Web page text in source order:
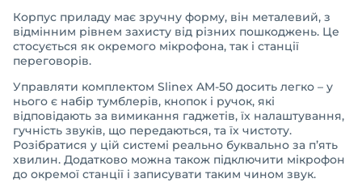
Корпус приладу має зручну форму, він металевий, з
відмінним рівнем захисту від різних пошкоджень. Це
стосується як окремого мікрофона, так і станції
переговорів.
Управляти комплектом Slinex AM-50 досить легко – у
нього є набір тумблерів, кнопок і ручок, які
відповідають за вимикання гаджетів, їх налаштування,
гучність звуків, що передаються, та їх чистоту.
Розібратися у цій системі реально буквально за п’ять
хвилин. Додатково можна також підключити мікрофон
до окремої станції і записувати таким чином звук.